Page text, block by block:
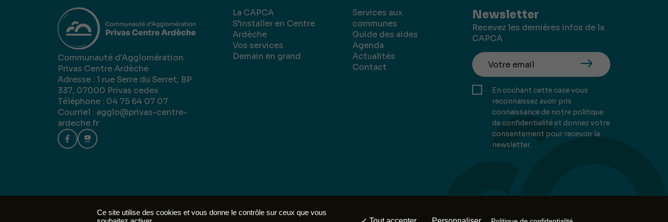
Communauté d'Agglomération
Privas Centre Ardèche
Adresse : 1 rue Serre du Serret, BP
337, 07000 Privas cedex
Téléphone : 04 75 64 07 07
Courriel : agglo@privas-centre-
ardeche.fr
La CAPCA
S’installer en Centre
Ardèche
Vos services
Demain en grand
Services aux
communes
Guide des aides
Agenda
Actualités
Contact
Newsletter
Recevez les dernières infos de la
CAPCA
En cochant cette case vous
reconnaissez avoir pris
connaissance de notre politique
de confidentialité et donnez votre
consentement pour recevoir la
newsletter.
Mentions légales Politique de confidentialité
Ce site utilise des cookies et vous donne le contrôle sur ceux que vous